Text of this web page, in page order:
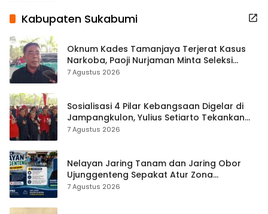
Kabupaten Sukabumi
Oknum Kades Tamanjaya Terjerat Kasus
Narkoba, Paoji Nurjaman Minta Seleksi
Calon Kades Diperketat
7 Agustus 2026
Sosialisasi 4 Pilar Kebangsaan Digelar di
Jampangkulon, Yulius Setiarto Tekankan
Pentingnya Persatuan
7 Agustus 2026
Nelayan Jaring Tanam dan Jaring Obor
Ujunggenteng Sepakat Atur Zona
Penangkapan
7 Agustus 2026